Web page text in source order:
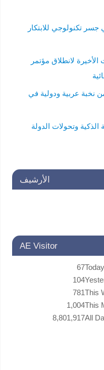
جسر تكنولوجي للابتكار
لانطلاق مؤتمر
مسبوق: 55 بحثًا من نخبة عربية ودولية في
وتحولات الدولة
الأرشيف
AE Visitor
Today
67
104
This
781
This
1,004
All
8,801,917